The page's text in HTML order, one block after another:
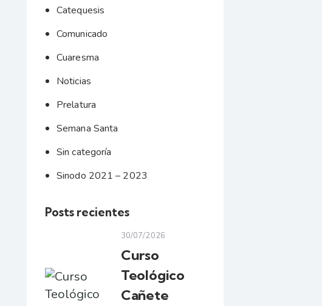
Catequesis
Comunicado
Cuaresma
Noticias
Prelatura
Semana Santa
Sin categoría
Sinodo 2021 – 2023
Posts recientes
30/07/2026
Curso
Teológico
Cañete